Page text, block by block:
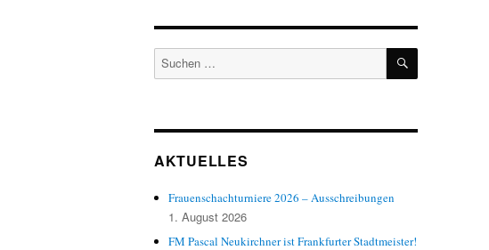
Suchen
nach:
SUCHEN
AKTUELLES
Frauenschachturniere 2026 – Ausschreibungen
1. August 2026
FM Pascal Neukirchner ist Frankfurter Stadtmeister!